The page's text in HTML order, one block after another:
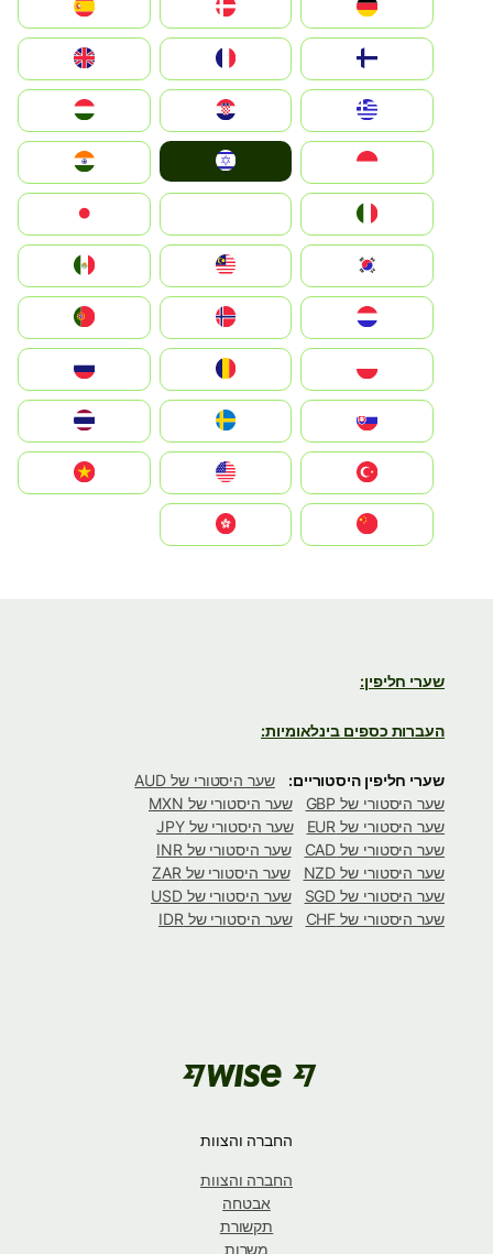
Deutschland
Denmark
United Kingdom
Hrvatska
Magyarország
Indonesia
South Korea
Nederland
Portugal
România
Slovensko
United States
Vietnam
שערי חליפין:
העברות כספים בינלאומיות:
שערי חליפין היסטוריים:
שער היסטורי של AUD
שער היסטורי של GBP
שער היסטורי של MXN
שער היסטורי של EUR
שער היסטורי של JPY
שער היסטורי של CAD
שער היסטורי של INR
שער היסטורי של NZD
שער היסטורי של ZAR
שער היסטורי של SGD
שער היסטורי של USD
שער היסטורי של CHF
שער היסטורי של IDR
החברה והצוות
החברה והצוות
אבטחה
תקשורת
משרות